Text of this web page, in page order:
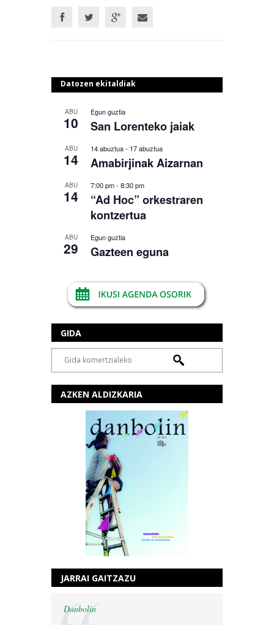
Datozen ekitaldiak
ABU
10
Egun guztia
San Lorenteko jaiak
ABU
14
14 abuztua- 17 abuztua
Amabirjinak Aizarnan
ABU
14
7:00 pm- 8:30 pm
“Ad Hoc” orkestraren
kontzertua
ABU
29
Egun guztia
Gazteen eguna
GIDA
AZKEN ALDIZKARIA
JARRAI GAITZAZU
Danbolin